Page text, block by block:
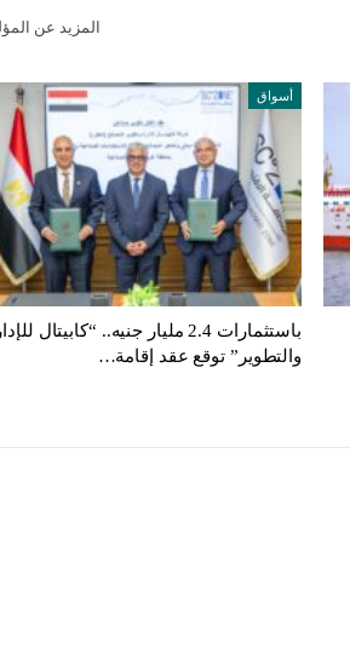
المزيد عن
أسواق
باستثمارات 2.4 مليار جنيه.. “كابيتال
والتطوير” توقع عقد إقامة…